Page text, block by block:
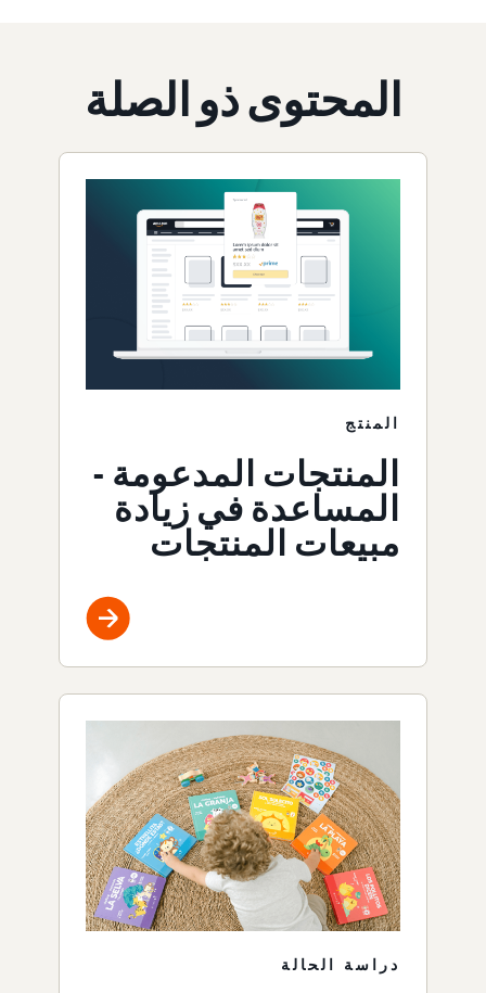
المحتوى ذو الصلة
المنتج
المنتجات المدعومة -
المساعدة في زيادة
مبيعات المنتجات
دراسة الحالة